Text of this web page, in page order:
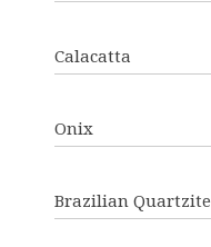
Calacatta
Onix
Brazilian Quartzite